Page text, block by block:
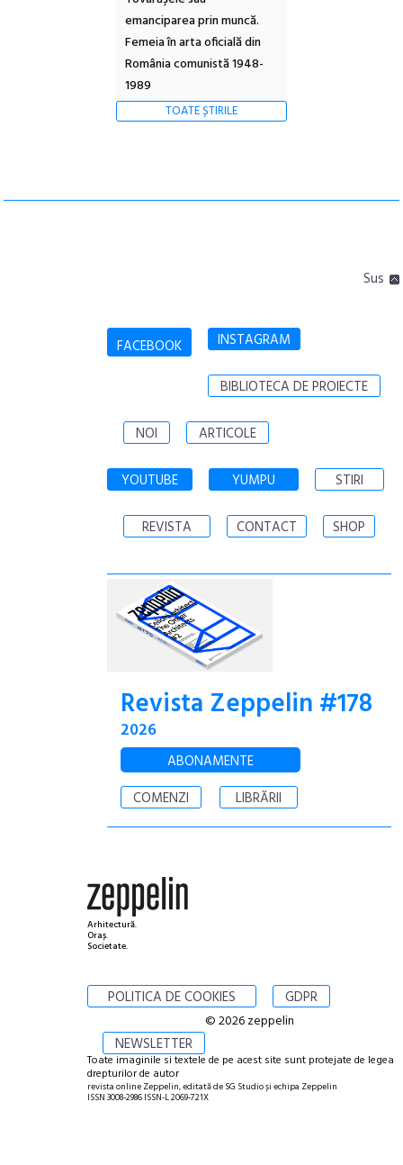
emanciparea prin muncă.
Femeia în arta oficială din
România comunistă 1948-
1989
TOATE ȘTIRILE
Sus
FACEBOOK INSTAGRAM
BIBLIOTECA DE PROIECTE
NOI ARTICOLE
YOUTUBE YUMPU STIRI
REVISTA CONTACT SHOP
Revista Zeppelin #178
2026
ABONAMENTE
COMENZI
LIBRĂRII
Arhitectură.
Oraș.
Societate.
POLITICA DE COOKIES GDPR
NEWSLETTER
© 2026 zeppelin
Toate imaginile si textele de pe acest site sunt protejate de legea
drepturilor de autor
revista online Zeppelin, editată de SG Studio și echipa Zeppelin
ISSN 3008-2986 ISSN-L 2069-721X